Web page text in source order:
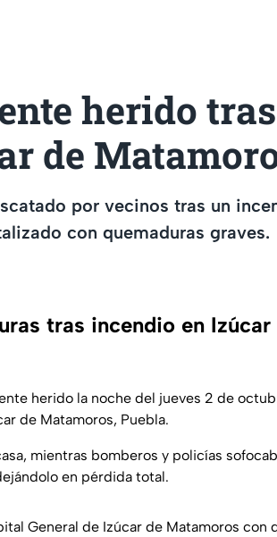
herido tras
de
por vecinos tras un
con quemaduras graves.
tras incendio en Izúcar
herido la noche del jueves 2 de
de Matamoros, Puebla.
mientras bomberos y policías
en pérdida total.
General de Izúcar de Matamoros con